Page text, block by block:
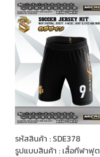
รหัสสินค้า : SDE378
รูปแบบสินค้า : เสื้อกีฬาฟุ